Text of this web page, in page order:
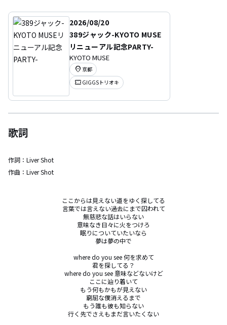
2026/08/20
389ジャック-KYOTO MUSE
リニューアル記念PARTY-
KYOTO MUSE
location_on 京都
confirmation_number GIGGSトリオキ
歌詞
作詞： Liver Shot
作曲： Liver Shot
ここからは見えない道をゆく探してる
言葉では言えない過去にまで囚われて
無慈悲な話はいらない
意味なき日々に火をつけろ
眠りについていたいなら
夢は夢の中で
where do you see 何を求めて
君を探してる？
where do you see 意味などないけど
ここに辿り着いて
もう何もかもが見えない
窮屈な僕消えるまで
もう誰も彼も知らない
行く先でさえもまだ言いたくない